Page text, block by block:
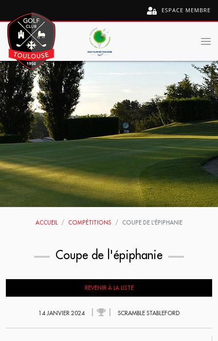
ESPACE MEMBRE
ACCUEIL COMPÉTITIONS COUPE DE L'ÉPIPHANIE
Coupe de l'épiphanie
REVENIR À LA LISTE
14 JANVIER 2024 SCRAMBLE STABLEFORD